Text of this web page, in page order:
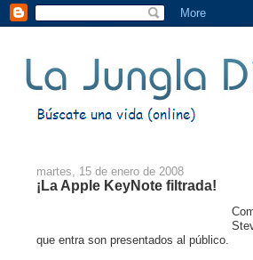
martes, 15 de enero de 2008
¡La Apple KeyNote filtrada!
que entra son presentados al público.